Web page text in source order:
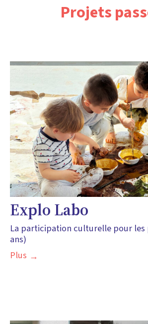
Projets
Explo Labo
La participation culturelle pour les
ans)
Plus